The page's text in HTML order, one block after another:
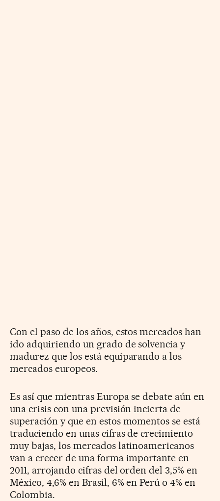
Con el paso de los años, estos mercados han
ido adquiriendo un grado de solvencia y
madurez que los está equiparando a los
mercados europeos.
Es así que mientras Europa se debate aún en
una crisis con una previsión incierta de
superación y que en estos momentos se está
traduciendo en unas cifras de crecimiento
muy bajas, los mercados latinoamericanos
van a crecer de una forma importante en
2011, arrojando cifras del orden del 3,5% en
México, 4,6% en Brasil, 6% en Perú o 4% en
Colombia.